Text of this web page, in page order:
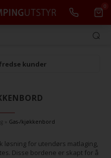
0
kunder
» Gas-/kjøkkenbord
for utendørs matlaging,
Disse bordene er skapt for å